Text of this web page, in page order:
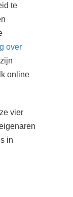
te
over
online
vier
in